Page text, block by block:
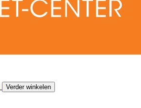
Verder winkelen